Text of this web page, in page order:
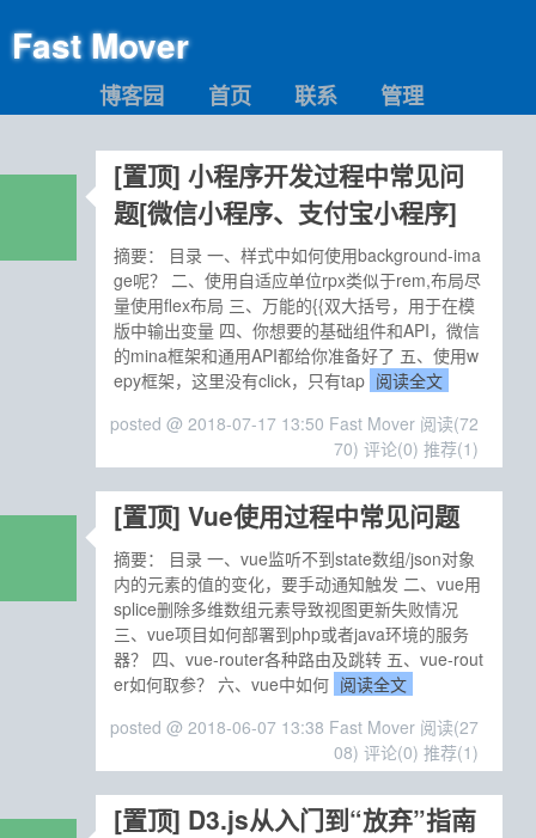
Fast Mover
博客园 首页 联系 管理
[置顶] 小程序开发过程中常见问
题[微信小程序、支付宝小程序]
摘要： 目录 一、样式中如何使用background-ima
ge呢？ 二、使用自适应单位rpx类似于rem,布局尽
量使用flex布局 三、万能的{{双大括号，用于在模
版中输出变量 四、你想要的基础组件和API，微信
的mina框架和通用API都给你准备好了 五、使用w
epy框架，这里没有click，只有tap 阅读全文
posted @ 2018-07-17 13:50 Fast Mover 阅读(72
70) 评论(0) 推荐(1)
[置顶] Vue使用过程中常见问题
摘要： 目录 一、vue监听不到state数组/json对象
内的元素的值的变化，要手动通知触发 二、vue用
splice删除多维数组元素导致视图更新失败情况
三、vue项目如何部署到php或者java环境的服务
器？ 四、vue-router各种路由及跳转 五、vue-rout
er如何取参？ 六、vue中如何 阅读全文
posted @ 2018-06-07 13:38 Fast Mover 阅读(27
08) 评论(0) 推荐(1)
[置顶] D3.js从入门到“放弃”指南